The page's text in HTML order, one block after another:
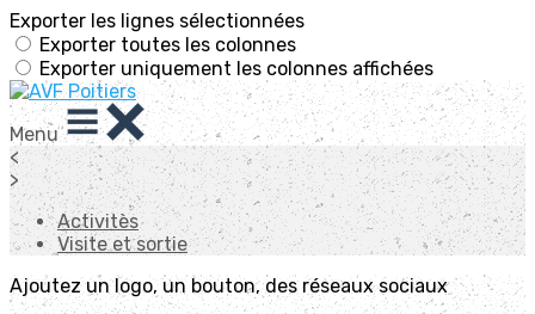
Exporter les lignes sélectionnées
Exporter toutes les colonnes
Exporter uniquement les colonnes affichées
Menu
<
>
Activitès
Visite et sortie
Ajoutez un logo, un bouton, des réseaux sociaux